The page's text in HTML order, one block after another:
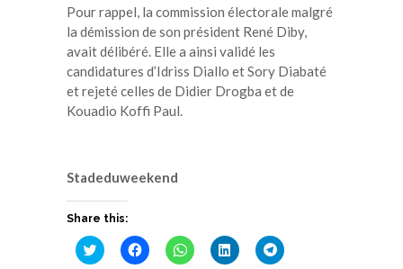
Pour rappel, la commission électorale malgré
la démission de son président René Diby,
avait délibéré. Elle a ainsi validé les
candidatures d’Idriss Diallo et Sory Diabaté
et rejeté celles de Didier Drogba et de
Kouadio Koffi Paul.
Stadeduweekend
Share this:
Cliquez
pour
Cliquez
pour
Cliquez
pour
Cliquez
pour
Cliquez
pour